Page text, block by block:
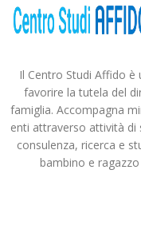
Il Centro Studi Affido
favorire la tutela del
famiglia. Accompagna
enti attraverso attività di
consulenza, ricerca e
bambino e